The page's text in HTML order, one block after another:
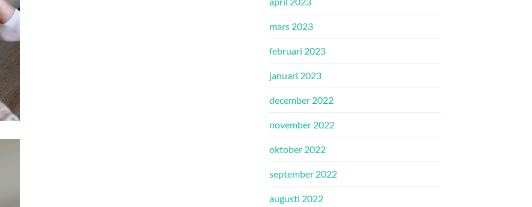
mars 2023
februari 2023
januari 2023
december 2022
november 2022
oktober 2022
september 2022
augusti 2022